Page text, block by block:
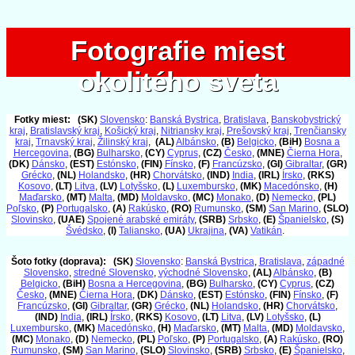
Fotografie miest
okolitého sveta
Fotografie miest
okolitého sveta
Fotky miest: (SK) Slovensko: Banská Bystrica, Bratislava, Banskobystrický
kraj, Bratislavský kraj, Košický kraj, Nitriansky kraj, Prešovský kraj, Trenčiansky
kraj, Trnavský kraj, Žilinský kraj, (AL)Albánsko, (B) Belgicko, (BiH) Bosna a
Hercegovina, (BG) Bulharsko, (CY) Cyprus, (CZ) Česko, (MNE) Čierna Hora,
(DK) Dánsko, (EST) Estónsko, (FIN) Fínsko, (F) Francúzsko, (GI) Gibraltar, (GR)
Grécko, (NL) Holandsko, (HR) Chorvátsko, (IND) India, (IRL) Írsko, (RKS)
Kosovo, (LT) Litva, (LV) Lotyšsko, (L) Luxembursko, (MK) Macedónsko, (H)
Maďarsko, (MT) Malta, (MD) Moldavsko, (MC) Monako, (D) Nemecko, (PL)
Poľsko, (P) Portugalsko, (A) Rakúsko, (RO) Rumunsko, (SM) San Marino, (SLO)
Slovinsko, (UAE) Spojené arabské emiráty, (SRB) Srbsko, (E) Španielsko, (S)
Švédsko, (I) Taliansko, (UA) Ukrajina, (VA) Vatikán.
Šoto fotky (doprava): (SK) Slovensko: Banská Bystrica, Bratislava, západné
Slovensko, stredné Slovensko, východné Slovensko, (AL)Albánsko, (B)
Belgicko, (BiH) Bosna a Hercegovina, (BG) Bulharsko, (CY) Cyprus, (CZ)
Česko, (MNE) Čierna Hora, (DK) Dánsko, (EST) Estónsko, (FIN) Fínsko, (F)
Francúzsko, (GI) Gibraltar, (GR) Grécko, (NL) Holandsko, (HR) Chorvátsko,
(IND) India, (IRL) Írsko, (RKS) Kosovo, (LT) Litva, (LV) Lotyšsko, (L)
Luxembursko, (MK) Macedónsko, (H) Maďarsko, (MT) Malta, (MD) Moldavsko,
(MC) Monako, (D) Nemecko, (PL) Poľsko, (P) Portugalsko, (A) Rakúsko, (RO)
Rumunsko, (SM) San Marino, (SLO) Slovinsko, (SRB) Srbsko, (E) Španielsko,